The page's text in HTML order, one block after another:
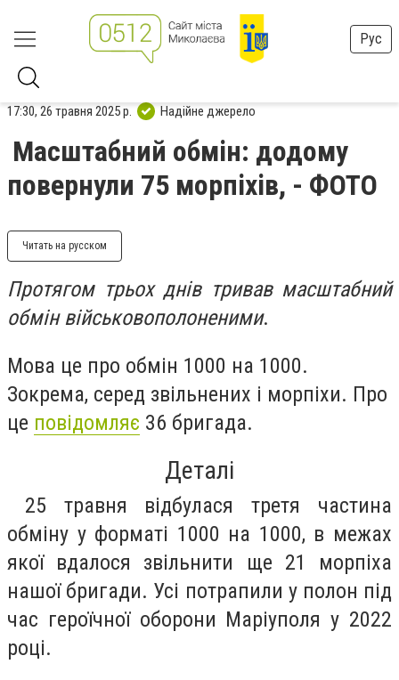
Рус
17:30, 26 травня 2025 р. Надійне джерело
Масштабний обмін: додому
повернули 75 морпіхів, - ФОТО
Читать на русском
Протягом трьох днів тривав масштабний
обмін військовополоненими.
Мова це про обмін 1000 на 1000.
Зокрема, серед звільнених і морпіхи. Про
це повідомляє 36 бригада.
Деталі
25 травня відбулася третя частина
обміну у форматі 1000 на 1000, в межах
якої вдалося звільнити ще 21 морпіха
нашої бригади. Усі потрапили у полон під
час героїчної оборони Маріуполя у 2022
році.